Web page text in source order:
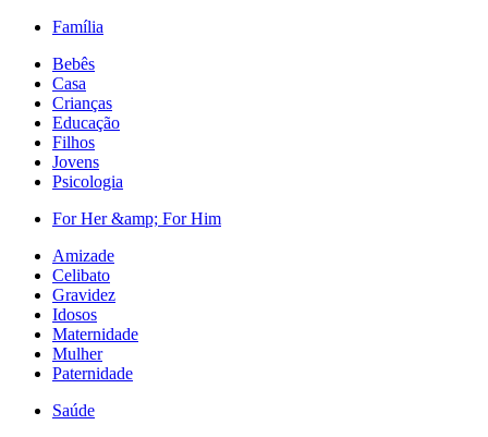
Família
Bebês
Casa
Crianças
Educação
Filhos
Jovens
Psicologia
For Her &amp; For Him
Amizade
Celibato
Gravidez
Idosos
Maternidade
Mulher
Paternidade
Saúde